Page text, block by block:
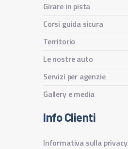
Girare in pista
Corsi guida sicura
Territorio
Le nostre auto
Servizi per agenzie
Gallery e media
Info Clienti
Informativa sulla privacy